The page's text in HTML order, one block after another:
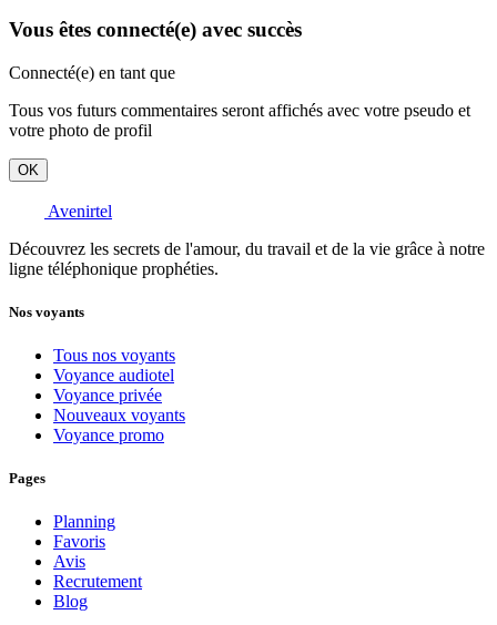
Vous êtes connecté(e) avec succès
Connecté(e) en tant que
Tous vos futurs commentaires seront affichés avec votre pseudo et
votre photo de profil
OK
Avenirtel
Découvrez les secrets de l'amour, du travail et de la vie grâce à notre
ligne téléphonique prophéties.
Nos voyants
Tous nos voyants
Voyance audiotel
Voyance privée
Nouveaux voyants
Voyance promo
Pages
Planning
Favoris
Avis
Recrutement
Blog